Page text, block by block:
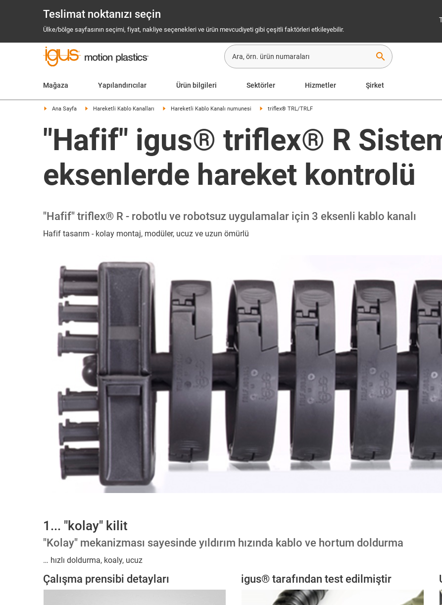
Teslimat noktanızı seçin
Ülke/bölge sayfasının seçimi, fiyat, nakliye seçenekleri ve ürün mevcudiyeti gibi çeşitli faktörleri etkileyebilir.
search
Mağaza Yapılandırıcılar Ürün bilgileri Sektörler Hizmetler Şirket
Ana Sayfa Hareketli Kablo Kanalları Hareketli Kablo Kanalı numunesi triflex® TRL/TRLF
"Hafif" igus® triflex® R
eksenlerde hareket kontrolü
"Hafif" triflex® R - robotlu ve robotsuz uygulamalar için 3 eksenli kablo kanalı
Hafif tasarım - kolay montaj, modüler, ucuz ve uzun ömürlü
1... "kolay" kilit
"Kolay" mekanizması sayesinde yıldırım hızında kablo ve hortum doldurma
… hızlı doldurma, koaly, ucuz
Çalışma prensibi detayları igus® tarafından test edilmiştir